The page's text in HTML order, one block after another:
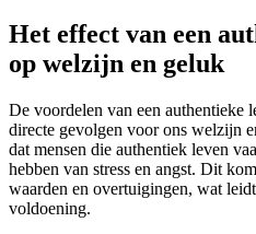
Het effect van een
op welzijn en geluk
De voordelen van een authentieke
directe gevolgen voor ons welzijn
dat mensen die authentiek leven
hebben van stress en angst. Dit
waarden en overtuigingen, wat
voldoening.